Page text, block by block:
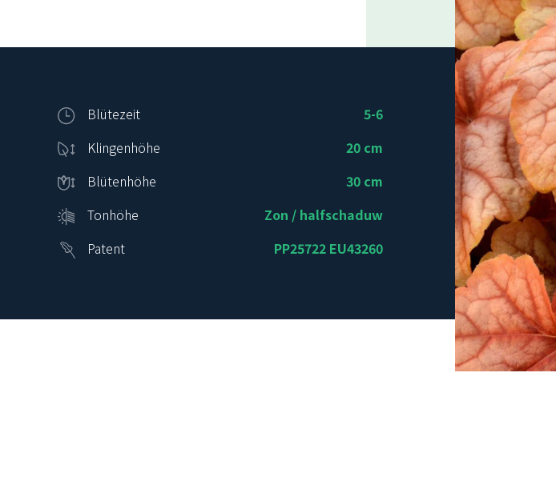
Blütezeit
5-6
Klingenhöhe
20 cm
Blütenhöhe
30 cm
Tonhöhe
Zon / halfschaduw
Patent
PP25722 EU43260